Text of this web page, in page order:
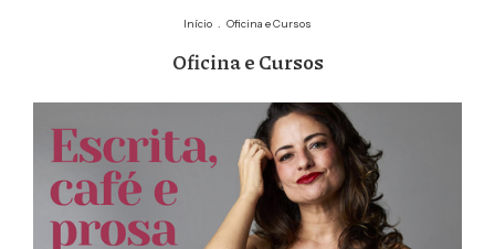
Início . Oficina e Cursos
Oficina e Cursos